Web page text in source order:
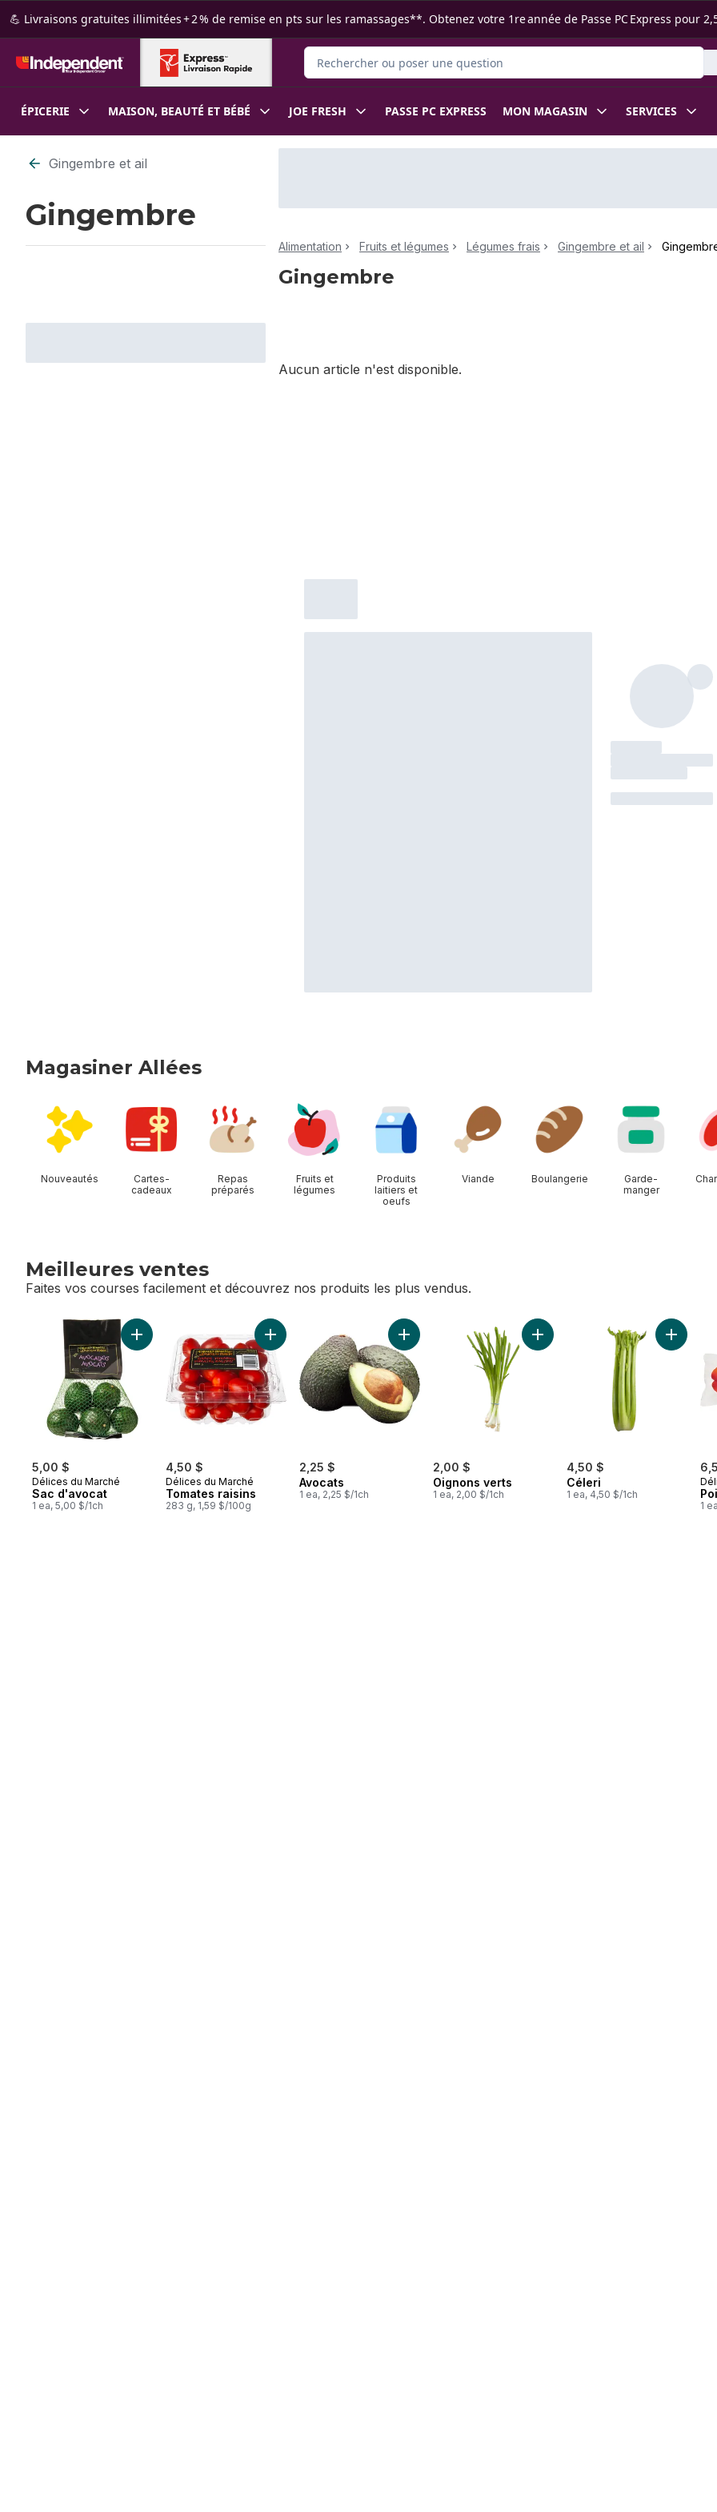
Passer au contenu principal
Passer au pied de page
💪 Livraisons gratuites illimitées + 2 % de remise en pts sur les ramassages**. Obtenez votre 1re année de Passe PC Express pour
Rechercher des produits
ÉPICERIE MAISON, BEAUTÉ ET BÉBÉ JOE FRESH PASSE PC EXPRESS MON MAGASIN SERVICES
Passer au filtrage du contenu
Gingembre et ail
Gingembre
Alimentation Fruits et légumes Légumes frais Gingembre et ail
Gingembre
Aucun article n'est disponible.
Magasiner Allées
Nouveautés
Cartes-
cadeaux
Repas
préparés
Fruits et
légumes
Produits
laitiers et
oeufs
Viande Boulangerie
Garde-
manger
Meilleures ventes
Faites vos courses facilement et découvrez nos produits les plus vendus.
sauter Meilleures ventes
5,00 $
Délices du Marché
Sac d'avocat
1 ea, 5,00 $/1ch
Ajouter Sac d'avocat au panier
4,50 $
Délices du Marché
Tomates raisins
283 g, 1,59 $/100g
Ajouter Tomates raisins au panier
2,25 $
Avocats
1 ea, 2,25 $/1ch
Ajouter Avocats au panier
2,00 $
Oignons verts
1 ea, 2,00 $/1ch
Ajouter Oignons verts au panier
4,50 $
Céleri
1 ea, 4,50 $/1ch
Ajouter
1